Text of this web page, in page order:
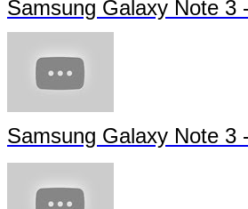
Samsung Galaxy Note 3 -
Samsung Galaxy Note 3 -